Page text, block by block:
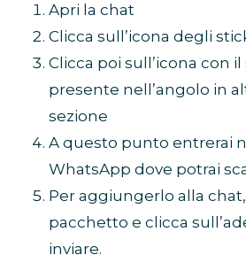
Apri la chat
Clicca sull’icona degli
Clicca poi sull’icona con il
presente nell’angolo in
sezione
A questo punto entrerai
WhatsApp dove potrai
Per aggiungerlo alla chat,
pacchetto e clicca
inviare.